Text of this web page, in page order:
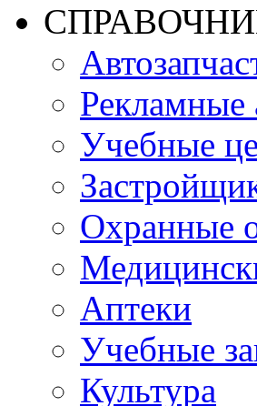
Рекламные
Учебные
Охранные
Аптеки
Учебные
Культура